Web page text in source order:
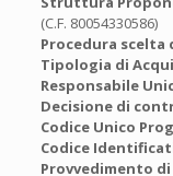
(C.F. 80054330586)
Procedura
Tipologia di
Responsabile
Decisione di
Codice Unico
Codice
Provvedimento